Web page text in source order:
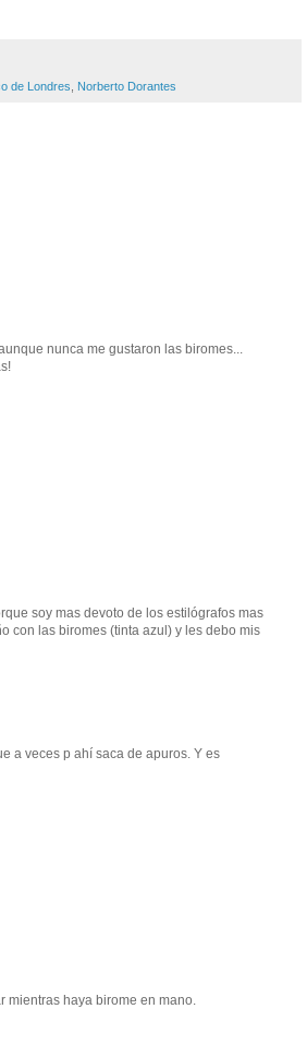
de Londres, Norberto Dorantes
nunca me gustaron las biromes...
soy mas devoto de los estilógrafos mas
con las biromes (tinta azul) y les debo mis
a veces p ahí saca de apuros. Y es
mientras haya birome en mano.